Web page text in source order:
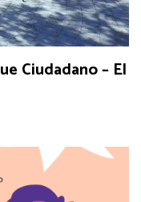
Ciudadano – El